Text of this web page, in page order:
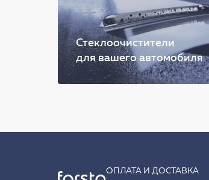
Стеклоочистители
для вашего автомобиля
ОПЛАТА И ДОСТАВКА